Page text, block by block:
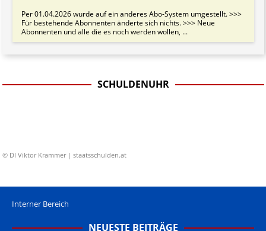
Per 01.04.2026 wurde auf ein anderes Abo-System umgestellt. >>>
Für bestehende Abonnenten änderte sich nichts. >>> Neue
Abonnenten und alle die es noch werden wollen, ...
SCHULDENUHR
© DI Viktor Krammer | staatsschulden.at
Interner Bereich
NEUESTE BEITRÄGE